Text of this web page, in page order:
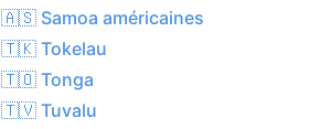
🇦🇸 Samoa américaines
🇹🇰 Tokelau
🇹🇴 Tonga
🇹🇻 Tuvalu